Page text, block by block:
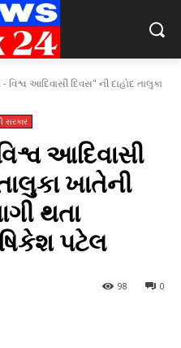
આદિવાસી દિવસ" ની દાહોદ તાલુકા
સરકાર
આદિવાસી
ખાતેની
થતા
પટેલ
0
98